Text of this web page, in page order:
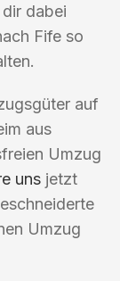
dabei
Fife so
auf
aus
Umzug
uns jetzt
Umzug